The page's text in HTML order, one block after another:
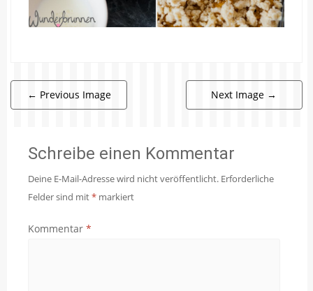
← Previous Image Next Image →
Schreibe einen Kommentar
Deine E-Mail-Adresse wird nicht veröffentlicht. Erforderliche
Felder sind mit* markiert
Kommentar *